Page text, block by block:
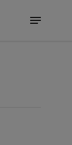
Menu